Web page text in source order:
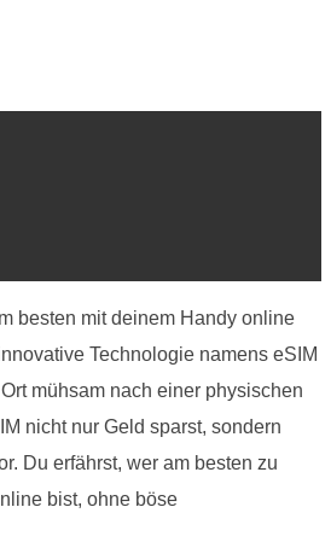
besten mit deinem Handy online
Technologie namens eSIM
mühsam nach einer physischen
nicht nur Geld sparst, sondern
Du erfährst, wer am besten zu
bist, ohne böse